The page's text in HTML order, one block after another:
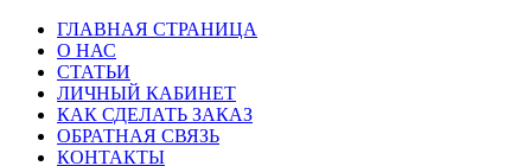
ГЛАВНАЯ СТРАНИЦА
О НАС
СТАТЬИ
ЛИЧНЫЙ КАБИНЕТ
КАК СДЕЛАТЬ ЗАКАЗ
ОБРАТНАЯ СВЯЗЬ
КОНТАКТЫ